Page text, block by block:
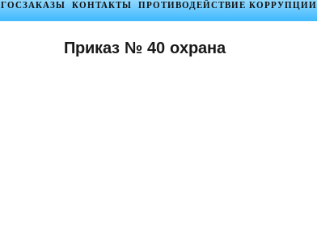
ГОСЗАКАЗЫ КОНТАКТЫ ПРОТИВОДЕЙСТВИЕ КОРРУПЦИИ
Приказ № 40 охрана